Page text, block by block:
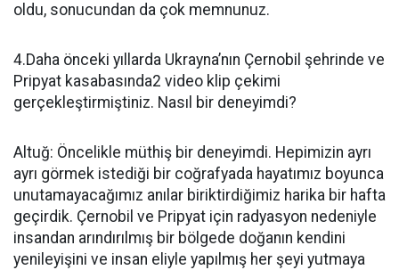
oldu, sonucundan da çok memnunuz.
4.Daha önceki yıllarda Ukrayna’nın Çernobil şehrinde ve
Pripyat kasabasında2 video klip çekimi
gerçekleştirmiştiniz. Nasıl bir deneyimdi?
Altuğ: Öncelikle müthiş bir deneyimdi. Hepimizin ayrı
ayrı görmek istediği bir coğrafyada hayatımız boyunca
unutamayacağımız anılar biriktirdiğimiz harika bir hafta
geçirdik. Çernobil ve Pripyat için radyasyon nedeniyle
insandan arındırılmış bir bölgede doğanın kendini
yenileyişini ve insan eliyle yapılmış her şeyi yutmaya